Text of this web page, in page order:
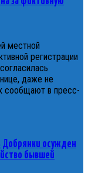
местной
регистрации
даже не
сообщают в пресс-
Добрянки осужден
бывшей